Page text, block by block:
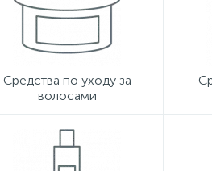
Средства по уходу за
волосами